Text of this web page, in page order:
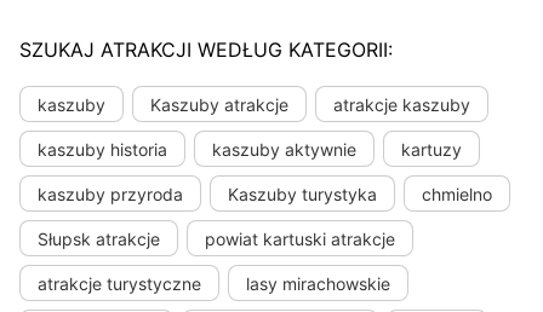
SZUKAJ ATRAKCJI WEDŁUG KATEGORII:
kaszuby Kaszuby atrakcje atrakcje kaszuby
kaszuby historia kaszuby aktywnie kartuzy
kaszuby przyroda Kaszuby turystyka chmielno
Słupsk atrakcje powiat kartuski atrakcje
atrakcje turystyczne lasy mirachowskie